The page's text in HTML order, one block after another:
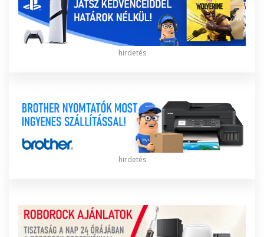
hirdetés
hirdetés